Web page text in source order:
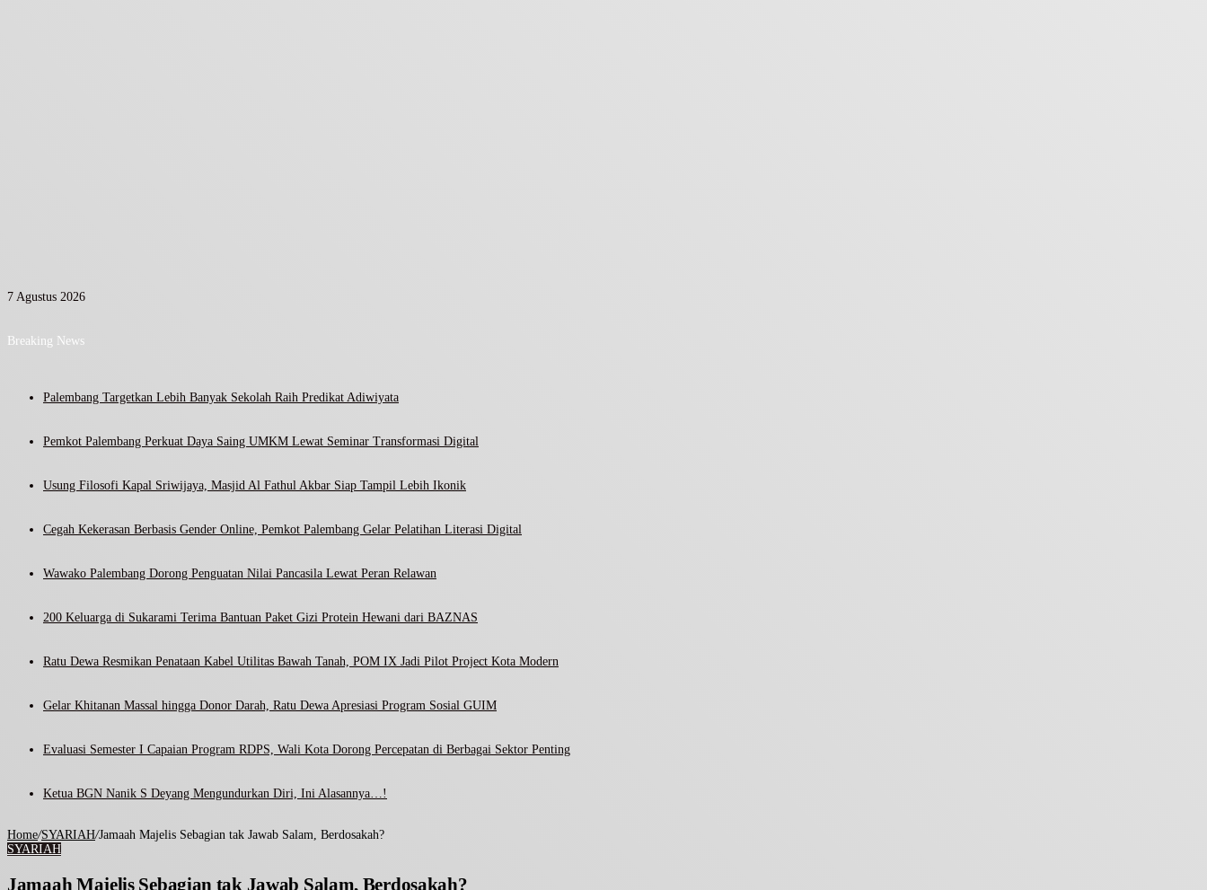
7 Agustus 2026
Breaking News
Palembang Targetkan Lebih Banyak Sekolah Raih Predikat Adiwiyata
Pemkot Palembang Perkuat Daya Saing UMKM Lewat Seminar Transformasi Digital
Usung Filosofi Kapal Sriwijaya, Masjid Al Fathul Akbar Siap Tampil Lebih Ikonik
Cegah Kekerasan Berbasis Gender Online, Pemkot Palembang Gelar Pelatihan Literasi Digital
Wawako Palembang Dorong Penguatan Nilai Pancasila Lewat Peran Relawan
200 Keluarga di Sukarami Terima Bantuan Paket Gizi Protein Hewani dari BAZNAS
Ratu Dewa Resmikan Penataan Kabel Utilitas Bawah Tanah, POM IX Jadi Pilot Project Kota Modern
Gelar Khitanan Massal hingga Donor Darah, Ratu Dewa Apresiasi Program Sosial GUIM
Evaluasi Semester I Capaian Program RDPS, Wali Kota Dorong Percepatan di Berbagai Sektor Penting
Ketua BGN Nanik S Deyang Mengundurkan Diri, Ini Alasannya…!
Home/SYARIAH/Jamaah Majelis Sebagian tak Jawab Salam, Berdosakah?
SYARIAH
Jamaah Majelis Sebagian tak Jawab Salam, Berdosakah?